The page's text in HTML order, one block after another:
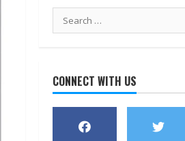
Search
for:
CONNECT WITH US